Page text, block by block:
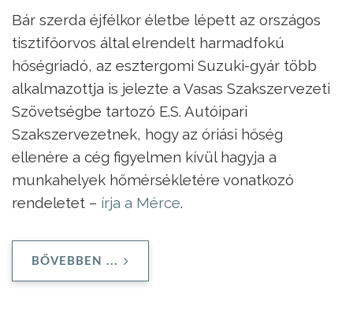
Bár szerda éjfélkor életbe lépett az országos
tisztifőorvos által elrendelt harmadfokú
hőségriadó, az esztergomi Suzuki-gyár több
alkalmazottja is jelezte a Vasas Szakszervezeti
Szövetségbe tartozó E.S. Autóipari
Szakszervezetnek, hogy az óriási hőség
ellenére a cég figyelmen kívül hagyja a
munkahelyek hőmérsékletére vonatkozó
rendeletet – írja a Mérce.
BŐVEBBEN ...